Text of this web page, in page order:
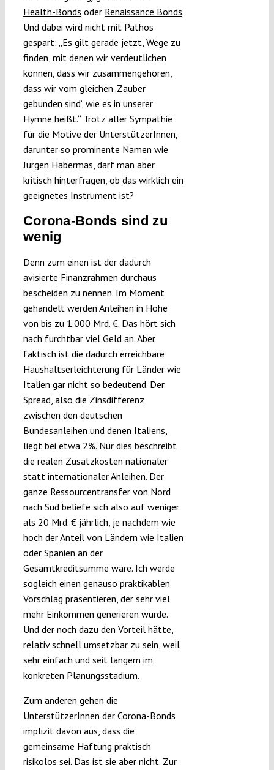
Health-Bonds oder Renaissance Bonds.
Und dabei wird nicht mit Pathos
gespart: „Es gilt gerade jetzt, Wege zu
finden, mit denen wir verdeutlichen
können, dass wir zusammengehören,
dass wir vom gleichen ‚Zauber
gebunden sind‘, wie es in unserer
Hymne heißt.“ Trotz aller Sympathie
für die Motive der UnterstützerInnen,
darunter so prominente Namen wie
Jürgen Habermas, darf man aber
kritisch hinterfragen, ob das wirklich ein
geeignetes Instrument ist?
Corona-Bonds sind zu
wenig
Denn zum einen ist der dadurch
avisierte Finanzrahmen durchaus
bescheiden zu nennen. Im Moment
gehandelt werden Anleihen in Höhe
von bis zu 1.000 Mrd. €. Das hört sich
nach furchtbar viel Geld an. Aber
faktisch ist die dadurch erreichbare
Haushaltserleichterung für Länder wie
Italien gar nicht so bedeutend. Der
Spread, also die Zinsdifferenz
zwischen den deutschen
Bundesanleihen und denen Italiens,
liegt bei etwa 2%. Nur dies beschreibt
die realen Zusatzkosten nationaler
statt internationaler Anleihen. Der
ganze Ressourcentransfer von Nord
nach Süd beliefe sich also auf weniger
als 20 Mrd. € jährlich, je nachdem wie
hoch der Anteil von Ländern wie Italien
oder Spanien an der
Gesamtkreditsumme wäre. Ich werde
sogleich einen genauso praktikablen
Vorschlag präsentieren, der sehr viel
mehr Einkommen generieren würde.
Und der noch dazu den Vorteil hätte,
relativ schnell umsetzbar zu sein, weil
sehr einfach und seit langem im
konkreten Planungsstadium.
Zum anderen gehen die
UnterstützerInnen der Corona-Bonds
implizit davon aus, dass die
gemeinsame Haftung praktisch
risikolos sei. Das ist sie aber nicht. Zur